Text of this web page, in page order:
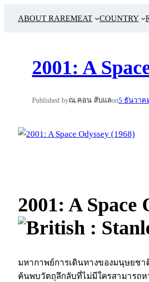
ABOUT RAREMEAT COUNTRY
2001: A
Published byณ.คอน ลับแลon5 ธันวาค
2001: A Space
:
มหากาพย์การเดินทางของมนุษยช
ค้นพบวัตถุลึกลับที่ไม่มีใครสามารถ